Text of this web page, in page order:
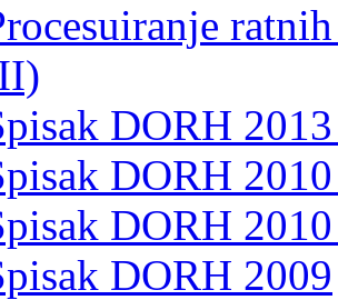
DORH
DORH
DORH
DORH 2009